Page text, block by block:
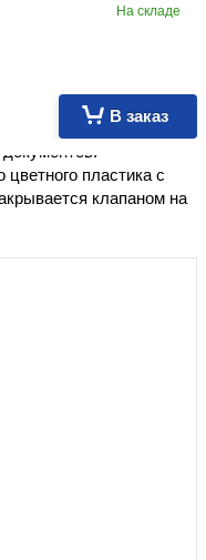
На складе
В заказ
используется для
цветного пластика с
клапаном на